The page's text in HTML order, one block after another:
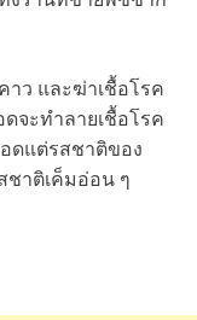
ว และฆ่าเชื้อโรค
จะทำลายเชื้อโรค
ดแต่รสชาติของ
ชาติเค็มอ่อน ๆ